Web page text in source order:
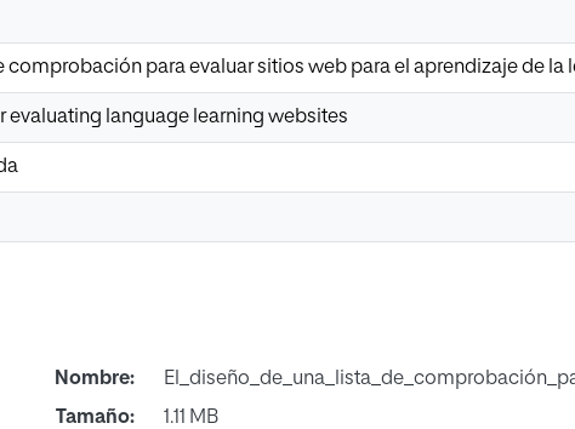
comprobación para evaluar sitios web para el aprendizaje de la
evaluating language learning websites
Nombre:
Tamaño:
1.11 MB